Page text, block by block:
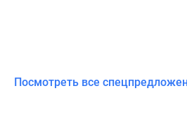
Посмотреть все